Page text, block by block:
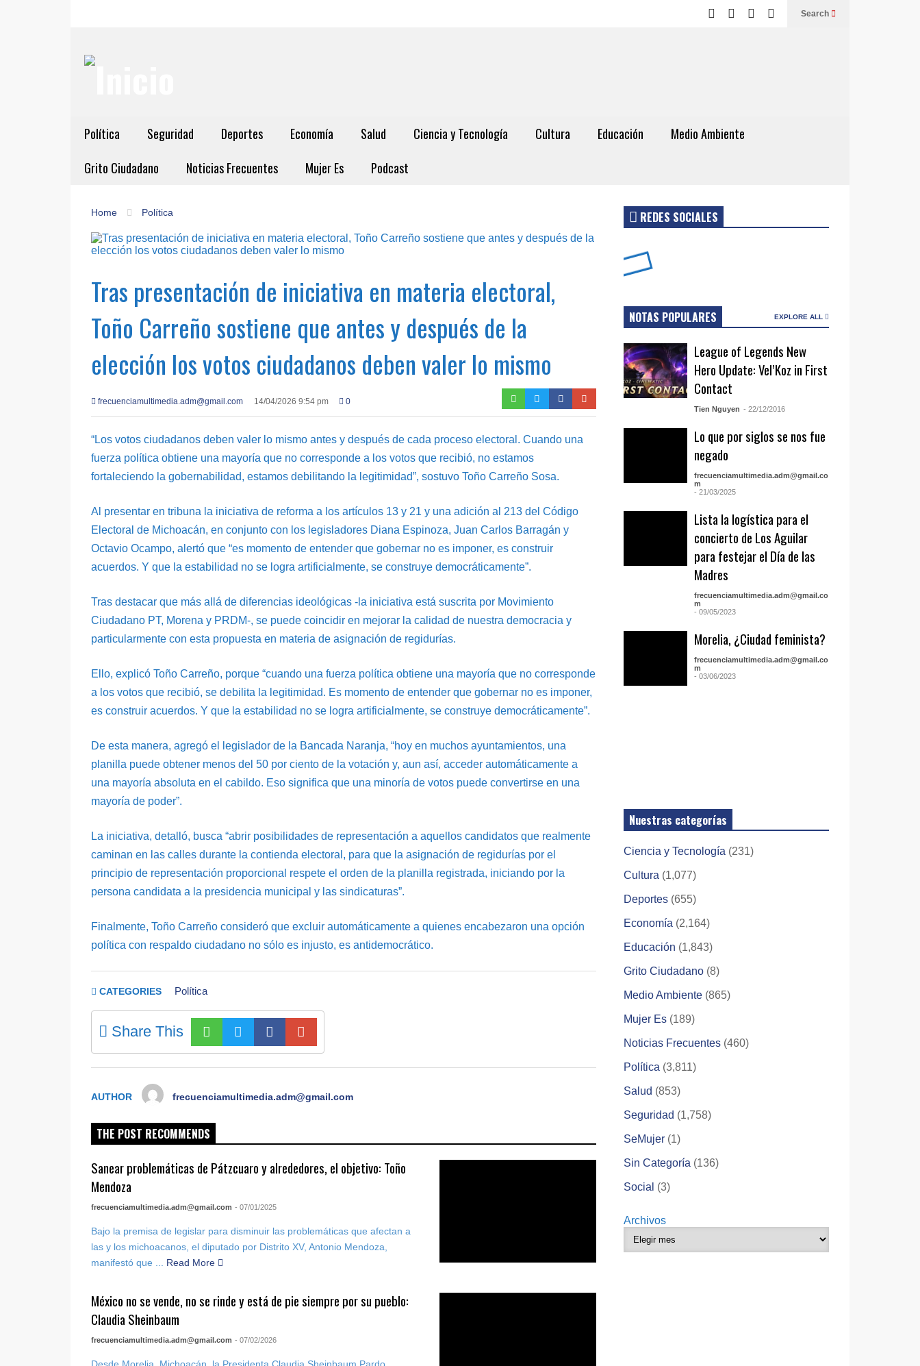
Search
Política Seguridad Deportes Economía Salud Ciencia y Tecnología Cultura Educación
Medio Ambiente
Grito Ciudadano
Noticias Frecuentes Mujer Es Podcast
Home Política
Tras presentación de iniciativa en materia electoral,
Toño Carreño sostiene que antes y después de la
elección los votos ciudadanos deben valer lo mismo
frecuenciamultimedia.adm@gmail.com 14/04/2026 9:54 pm 0
“Los votos ciudadanos deben valer lo mismo antes y después de cada proceso electoral. Cuando una
fuerza política obtiene una mayoría que no corresponde a los votos que recibió, no estamos
fortaleciendo la gobernabilidad, estamos debilitando la legitimidad”, sostuvo Toño Carreño Sosa.
Al presentar en tribuna la iniciativa de reforma a los artículos 13 y 21 y una adición al 213 del Código
Electoral de Michoacán, en conjunto con los legisladores Diana Espinoza, Juan Carlos Barragán y
Octavio Ocampo, alertó que “es momento de entender que gobernar no es imponer, es construir
acuerdos. Y que la estabilidad no se logra artificialmente, se construye democráticamente”.
Tras destacar que más allá de diferencias ideológicas -la iniciativa está suscrita por Movimiento
Ciudadano PT, Morena y PRDM-, se puede coincidir en mejorar la calidad de nuestra democracia y
particularmente con esta propuesta en materia de asignación de regidurías.
Ello, explicó Toño Carreño, porque “cuando una fuerza política obtiene una mayoría que no corresponde
a los votos que recibió, se debilita la legitimidad. Es momento de entender que gobernar no es imponer,
es construir acuerdos. Y que la estabilidad no se logra artificialmente, se construye democráticamente”.
De esta manera, agregó el legislador de la Bancada Naranja, “hoy en muchos ayuntamientos, una
planilla puede obtener menos del 50 por ciento de la votación y, aun así, acceder automáticamente a
una mayoría absoluta en el cabildo. Eso significa que una minoría de votos puede convertirse en una
mayoría de poder”.
La iniciativa, detalló, busca “abrir posibilidades de representación a aquellos candidatos que realmente
caminan en las calles durante la contienda electoral, para que la asignación de regidurías por el
principio de representación proporcional respete el orden de la planilla registrada, iniciando por la
persona candidata a la presidencia municipal y las sindicaturas”.
Finalmente, Toño Carreño consideró que excluir automáticamente a quienes encabezaron una opción
política con respaldo ciudadano no sólo es injusto, es antidemocrático.
CATEGORIES Política
Share This
AUTHOR frecuenciamultimedia.adm@gmail.com
THE POST RECOMMENDS
Sanear problemáticas de Pátzcuaro y alrededores, el objetivo: Toño
Mendoza
frecuenciamultimedia.adm@gmail.com - 07/01/2025
Bajo la premisa de legislar para disminuir las problemáticas que afectan a
las y los michoacanos, el diputado por Distrito XV, Antonio Mendoza,
manifestó que ...
Read More
México no se vende, no se rinde y está de pie siempre por su pueblo:
Claudia Sheinbaum
frecuenciamultimedia.adm@gmail.com - 07/02/2026
REDES SOCIALES
NOTAS POPULARES EXPLORE ALL
League of Legends New
Hero Update: Vel’Koz in First
Contact
Tien Nguyen - 22/12/2016
Lo que por siglos se nos fue
negado
frecuenciamultimedia.adm@gmail.co
m
- 21/03/2025
Lista la logística para el
concierto de Los Aguilar
para festejar el Día de las
Madres
frecuenciamultimedia.adm@gmail.co
m
- 09/05/2023
Morelia, ¿Ciudad feminista?
frecuenciamultimedia.adm@gmail.co
m
- 03/06/2023
Nuestras categorías
Ciencia y Tecnología (231)
Cultura (1,077)
Deportes (655)
Economía (2,164)
Educación (1,843)
Grito Ciudadano (8)
Medio Ambiente (865)
Mujer Es (189)
Noticias Frecuentes (460)
Política (3,811)
Salud (853)
Seguridad (1,758)
SeMujer (1)
Sin Categoría (136)
Social (3)
Archivos